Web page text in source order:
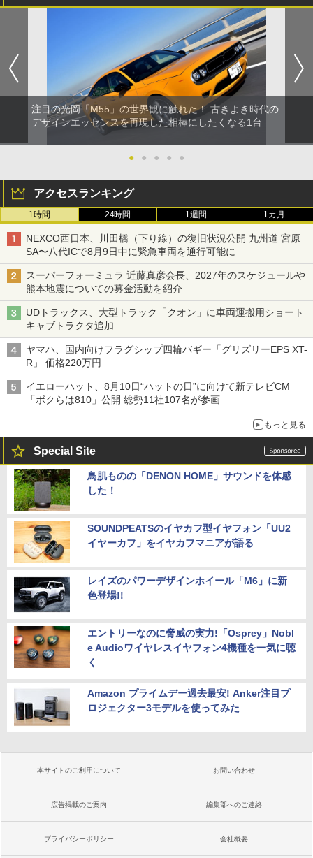
注目の光岡「M55」の世界観に触れた！ 古きよき時代の
デザインエッセンスを再現した相棒にしたくなる1台
● ● ● ● ●
アクセスランキング
1時間 24時間 1週間 1カ月
NEXCO西日本、川田橋（下り線）の復旧状況公開 九州道 宮原
SA〜八代ICで8月9日中に緊急車両を通行可能に
スーパーフォーミュラ 近藤真彦会長、2027年のスケジュールや
熊本地震についての募金活動を紹介
UDトラックス、大型トラック「クオン」に車両運搬用ショート
キャブトラクタ追加
ヤマハ、国内向けフラグシップ四輪バギー「グリズリーEPS XT-
R」 価格220万円
イエローハット、8月10日“ハットの日”に向けて新テレビCM
「ボクらは810」公開 総勢11社107名が参画
もっと見る
Special Site
鳥肌ものの「DENON HOME」サウンドを体感
した！
SOUNDPEATSのイヤカフ型イヤフォン「UU2
イヤーカフ」をイヤカフマニアが語る
レイズのパワーデザインホイール「M6」に新
色登場!!
エントリーなのに脅威の実力!「Osprey」Nobl
e Audioワイヤレスイヤフォン4機種を一気に聴
く
Amazon プライムデー過去最安! Anker注目プ
ロジェクター3モデルを使ってみた
本サイトのご利用について お問い合わせ
広告掲載のご案内 編集部へのご連絡
プライバシーポリシー 会社概要